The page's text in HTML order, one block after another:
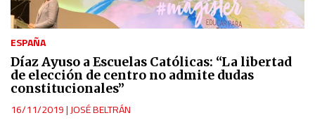
ESPAÑA
Díaz Ayuso a Escuelas Católicas: “La libertad
de elección de centro no admite dudas
constitucionales”
16/11/2019| JOSÉ BELTRÁN